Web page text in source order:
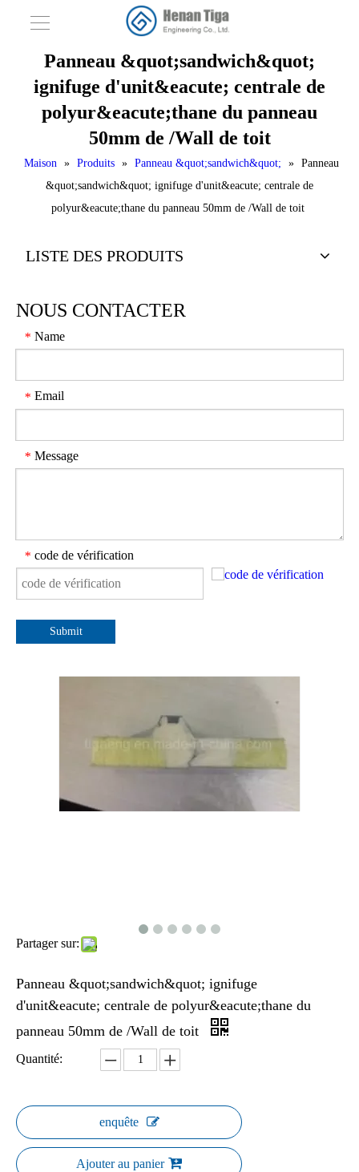
Panneau &quot;sandwich&quot;
ignifuge d'unit&eacute; centrale de
polyur&eacute;thane du panneau
50mm de /Wall de toit
Maison » Produits » Panneau &quot;sandwich&quot; » Panneau
&quot;sandwich&quot; ignifuge d'unit&eacute; centrale de
polyur&eacute;thane du panneau 50mm de /Wall de toit
LISTE DES PRODUITS
NOUS CONTACTER
* Name
* Email
* Message
* code de vérification
Submit
Partager sur:
Panneau &quot;sandwich&quot; ignifuge
d'unit&eacute; centrale de polyur&eacute;thane du
panneau 50mm de /Wall de toit
Quantité:
enquête
Ajouter au panier